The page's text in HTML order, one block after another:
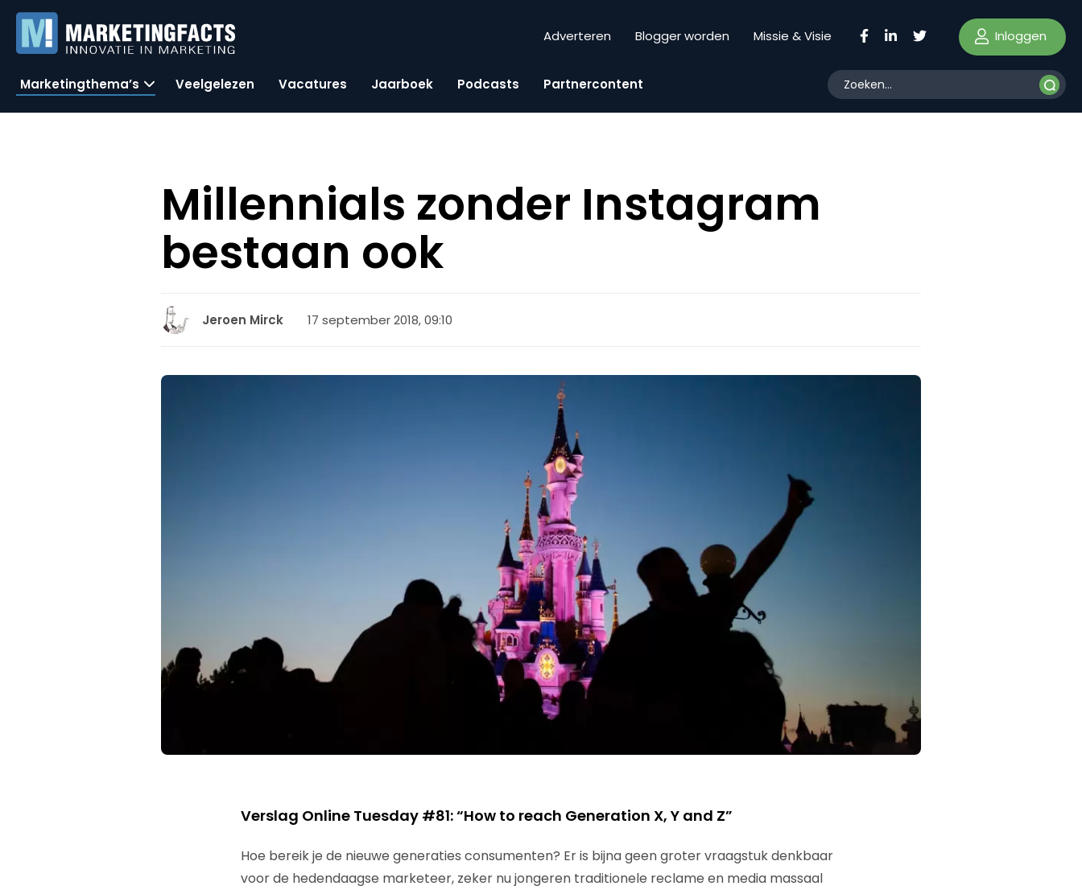
Adverteren Blogger worden Missie & Visie Inloggen
Marketingthema’s Veelgelezen Vacatures Jaarboek Podcasts Partnercontent
Millennials zonder Instagram
bestaan ook
Jeroen Mirck 17 september 2018, 09:10
Verslag Online Tuesday #81: “How to reach Generation X, Y and Z”
Hoe bereik je de nieuwe generaties consumenten? Er is bijna geen groter vraagstuk denkbaar
voor de hedendaagse marketeer, zeker nu jongeren traditionele reclame en media massaal